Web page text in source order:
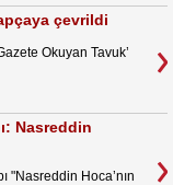
çevrildi
Okuyan Tavuk’
Nasreddin
"Nasreddin Hoca’nın